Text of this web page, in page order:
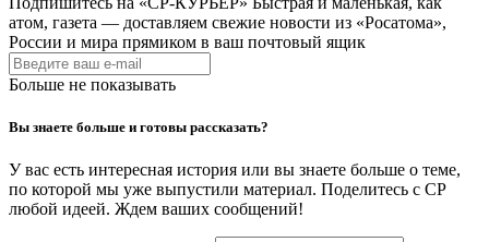
атом, газета — доставляем свежие новости из «Росатома»,
России и мира прямиком в ваш почтовый ящик
Больше не показывать
Вы знаете больше и готовы рассказать?
У вас есть интересная история или вы знаете больше о теме,
по которой мы уже выпустили материал. Поделитесь с СР
любой идеей. Ждем ваших сообщений!